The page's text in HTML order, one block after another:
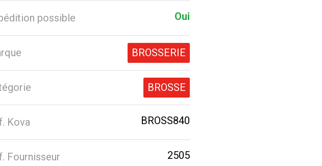
possible Oui
BROSSERIE
BROSSE
Kova BROSS840
Fournisseur 2505